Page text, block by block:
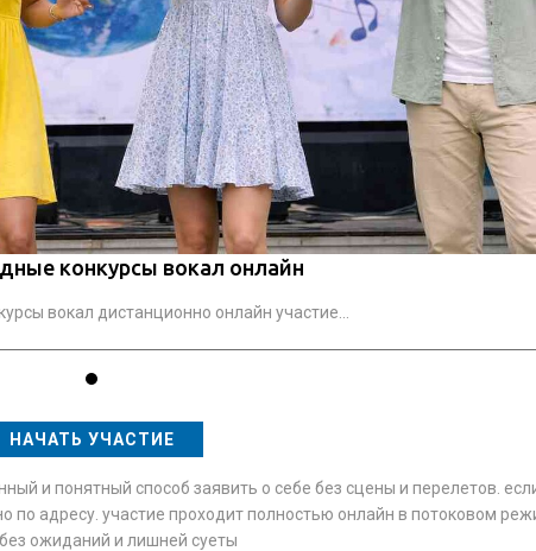
конкурсы вокал онлайн
вокал дистанционно онлайн участие...
НАЧАТЬ УЧАСТИЕ
и понятный способ заявить о себе без сцены и перелетов.
по адресу. участие проходит полностью онлайн в потоковом
ожиданий и лишней суеты